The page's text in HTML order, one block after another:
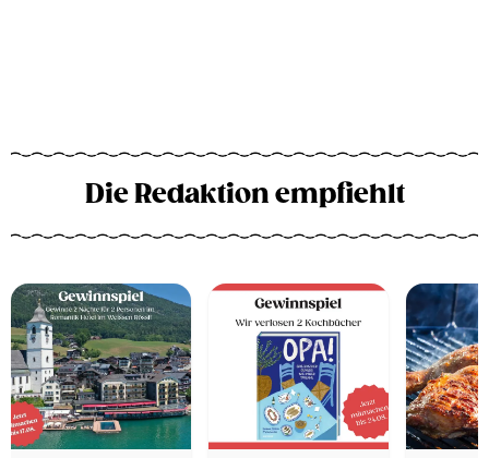
Die Redaktion empfiehlt